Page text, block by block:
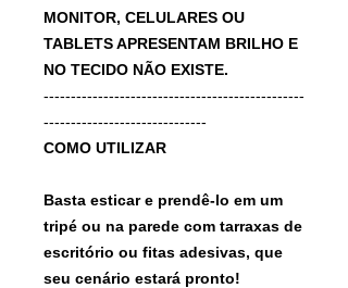
MONITOR, CELULARES OU
TABLETS APRESENTAM BRILHO E
NO TECIDO NÃO EXISTE.
------------------------------------------------
------------------------------
COMO UTILIZAR
Basta esticar e prendê-lo em um
tripé ou na parede com tarraxas de
escritório ou fitas adesivas, que
seu cenário estará pronto!